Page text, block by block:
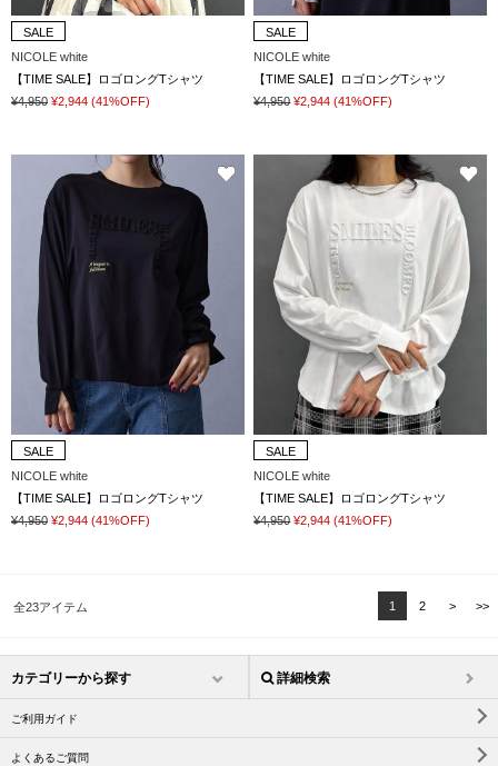
SALE
NICOLE white
【TIME SALE】ロゴロングTシャツ
¥4,950 ¥2,944 (41%OFF)
SALE
NICOLE white
【TIME SALE】ロゴロングTシャツ
¥4,950 ¥2,944 (41%OFF)
SALE
NICOLE white
【TIME SALE】ロゴロングTシャツ
¥4,950 ¥2,944 (41%OFF)
SALE
NICOLE white
【TIME SALE】ロゴロングTシャツ
¥4,950 ¥2,944 (41%OFF)
全23アイテム 1 2 > >>
カテゴリーから探す 詳細検索
ご利用ガイド
よくあるご質問